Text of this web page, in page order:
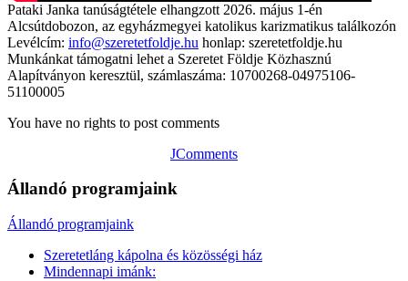
Pataki Janka tanúságtétele elhangzott 2026. május 1-én
Alcsútdobozon, az egyházmegyei katolikus karizmatikus találkozón
Levélcím: info@szeretetfoldje.hu honlap: szeretetfoldje.hu
Munkánkat támogatni lehet a Szeretet Földje Közhasznú
Alapítványon keresztül, számlaszáma: 10700268-04975106-
51100005
You have no rights to post comments
JComments
Állandó programjaink
Állandó programjaink
Szeretetláng kápolna és közösségi ház
Mindennapi imánk: